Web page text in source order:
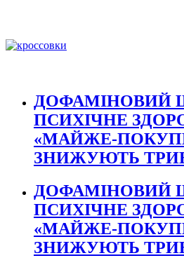
ДОФАМІНОВИЙ
ПСИХІЧНЕ
«МАЙЖЕ-
ЗНИЖУЮТЬ
ДОФАМІНОВИЙ
ПСИХІЧНЕ
«МАЙЖЕ-
ЗНИЖУЮТЬ